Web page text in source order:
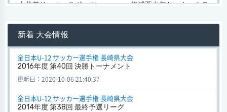
土井首サッカースポーツ
相浦西少年サッカークラ
会場 とぎつ海と緑の運動公園[長崎県]
試合日時 2014-06-07[情報更新日:2020-09-19 01:40:10]
全日本U-12 サッカー選手権 長崎県大会 2018年度 第42回 1部リー
グ 決勝トーナメント
土井首サッカースポーツ
会場 とぎつ海と緑の運動公園[長崎県]
試合日時 2018-11-11[情報更新日:2020-08-25 18:22:20]
新着 大会情報
全日本U-12 サッカー選手権 長崎県大会
2016年度 第40回 決勝トーナメント
更新日：2020-10-06 21:40:37
全日本U-12 サッカー選手権 長崎県大会
2014年度 第38回 最終予選リーグ